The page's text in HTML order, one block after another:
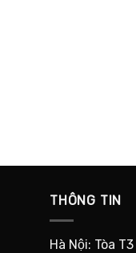
THÔNG TIN
Hà Nội: Tòa